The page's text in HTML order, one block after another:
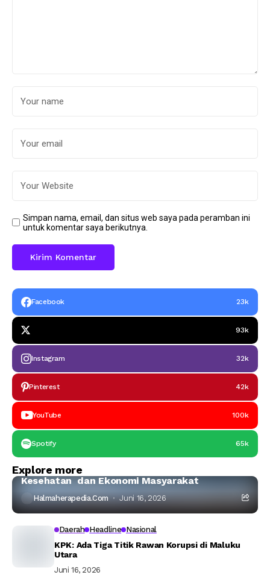
Simpan nama, email, dan situs web saya pada peramban ini
untuk komentar saya berikutnya.
Facebook 23k
93k
Instagram 32k
Pinterest 42k
YouTube 100k
Spotify 65k
Explore more
Halmahera Timur
Ahli IPB:Tambang Nikel di Haltim Ancam Laut,
Kesehatan dan Ekonomi Masyarakat
Halmaherapedia.com Juni 16, 2026
Daerah Headline Nasional
KPK: Ada Tiga Titik Rawan Korupsi di Maluku
Utara
Juni 16, 2026